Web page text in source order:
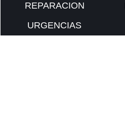
REPARACION
URGENCIAS